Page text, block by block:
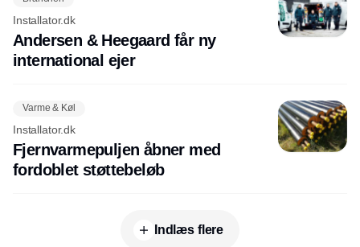
Installator.dk
Andersen & Heegaard får ny
international ejer
Varme & Køl
Installator.dk
Fjernvarmepuljen åbner med
fordoblet støttebeløb
Indlæs flere